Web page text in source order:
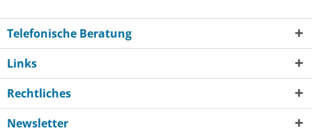
Telefonische Beratung
Links
Rechtliches
Newsletter